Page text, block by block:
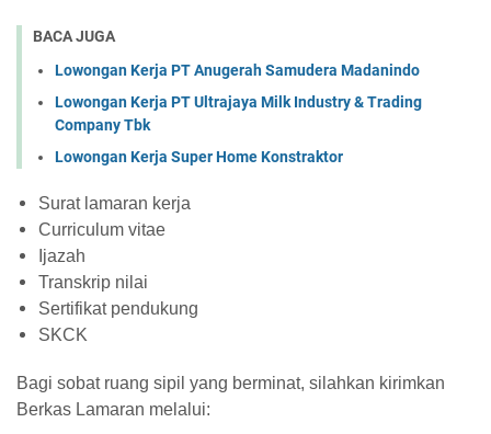
BACA JUGA
Lowongan Kerja PT Anugerah Samudera Madanindo
Lowongan Kerja PT Ultrajaya Milk Industry & Trading
Company Tbk
Lowongan Kerja Super Home Konstraktor
Surat lamaran kerja
Curriculum vitae
Ijazah
Transkrip nilai
Sertifikat pendukung
SKCK
Bagi sobat ruang sipil yang berminat, silahkan kirimkan
Berkas Lamaran melalui: